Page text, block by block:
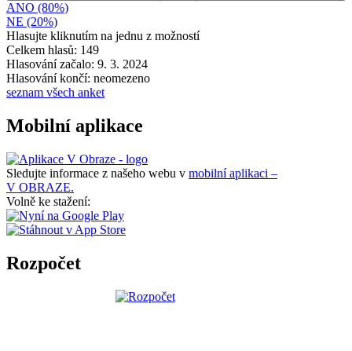
ANO (80%)
NE (20%)
Hlasujte kliknutím na jednu z možností
Celkem hlasů: 149
Hlasování začalo: 9. 3. 2024
Hlasování končí: neomezeno
seznam všech anket
Mobilní aplikace
Sledujte informace z našeho webu v mobilní aplikaci –
V OBRAZE.
Volně ke stažení:
Rozpočet